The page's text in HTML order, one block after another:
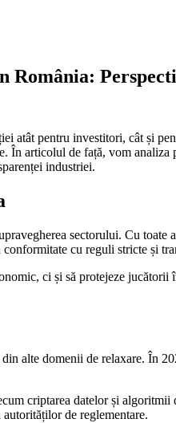
România:
atât pentru investitori, cât și
articolul de față, vom
industriei.
sectorului. Cu
cu reguli stricte și
ci și să protejeze
alte domenii de relaxare. În
criptarea datelor și
de reglementare.